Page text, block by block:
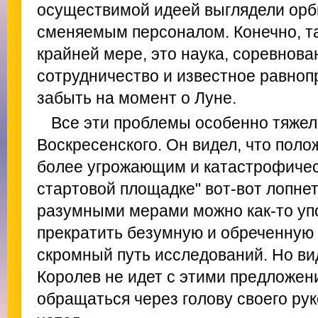
осуществимой идеей выглядели
сменяемым персоналом. Конечно,
крайней мере, это наука,
сотрудничество и известное
забыть на момент о Луне.
Все эти проблемы особенно
Воскресенского. Он видел, что
более угрожающим и
стартовой площадке" вот-вот
разумными мерами можно как-то
прекратить безумную и обреченную
скромный путь исследований. Но
Королев не идет с этими
обращаться через голову своего